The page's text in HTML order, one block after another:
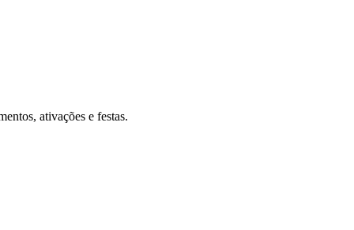
ativações e festas.